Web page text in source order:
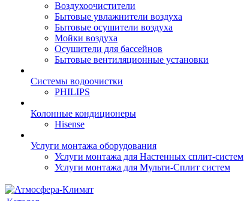
Воздухоочистители
Бытовые увлажнители воздуха
Бытовые осушители воздуха
Мойки воздуха
Осушители для бассейнов
Бытовые вентиляционные установки
Системы водоочистки
PHILIPS
Колонные кондиционеры
Hisense
Услуги монтажа оборудования
Услуги монтажа для Настенных сплит-систем
Услуги монтажа для Мульти-Сплит систем